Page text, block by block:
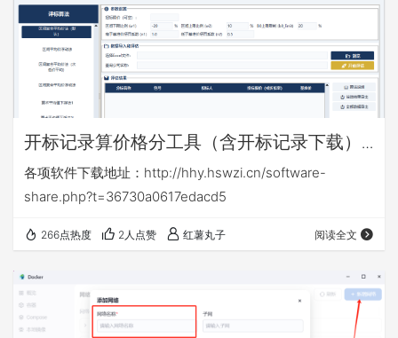
开标记录算价格分工具（含开标记录下载）
v16.6
各项软件下载地址：http://hhy.hswzi.cn/software-
share.php?t=36730a0617edacd5
266点热度 2人点赞 红薯丸子 阅读全文